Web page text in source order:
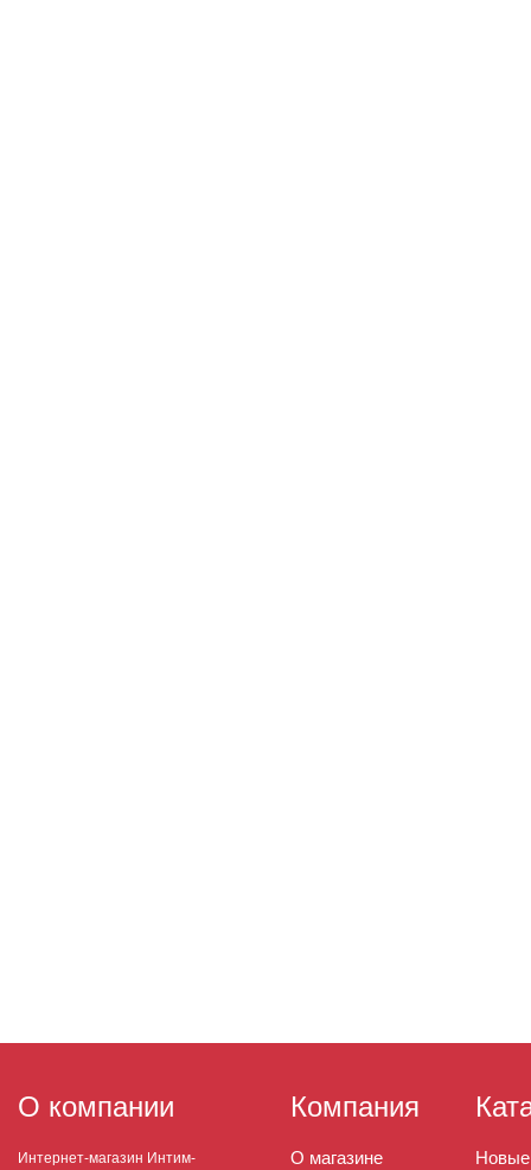
О компании
Интернет-магазин Интим-
Компания
О магазине Новые